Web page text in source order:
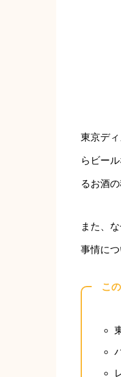
東京デ
らビー
るお酒
また、
事情に
こ